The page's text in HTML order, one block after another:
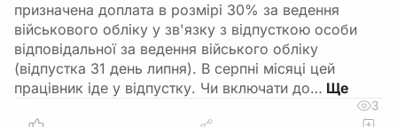
призначена доплата в розмірі 30% за ведення
військового обліку у зв'язку з відпусткою особи
відповідальної за ведення війського обліку
(відпустка 31 день липня). В серпні місяці цей
працівник іде у відпустку. Чи включати до…
3